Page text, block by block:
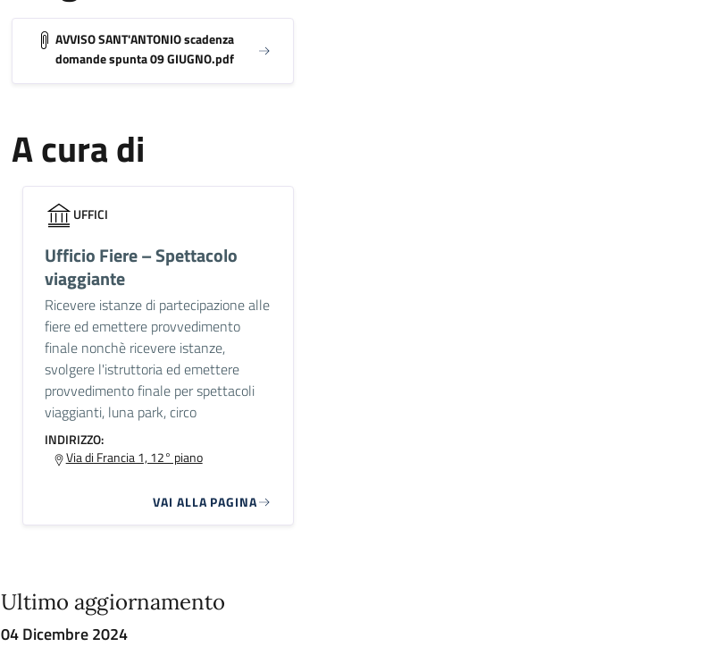
AVVISO SANT'ANTONIO scadenza
domande spunta 09 GIUGNO.pdf
A cura di
UFFICI
Ufficio Fiere – Spettacolo
viaggiante
Ricevere istanze di partecipazione alle
fiere ed emettere provvedimento
finale nonchè ricevere istanze,
svolgere l'istruttoria ed emettere
provvedimento finale per spettacoli
viaggianti, luna park, circo
INDIRIZZO:
Via di Francia 1, 12° piano
VAI ALLA PAGINA
Ultimo aggiornamento
04 Dicembre 2024